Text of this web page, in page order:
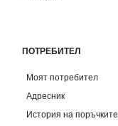
ПОТРЕБИТЕЛ
Моят потребител
Адресник
История на поръчките